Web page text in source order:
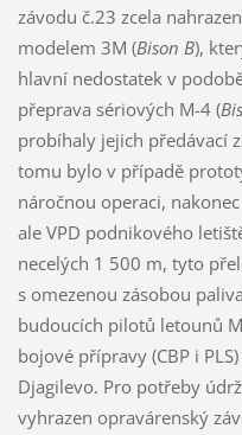
závodu č.23 zcela
modelem 3M (Bison B),
hlavní nedostatek v
přeprava sériových M-4 (
probíhaly jejich předávací
tomu bylo v případě
náročnou operaci,
ale VPD podnikového
necelých 1 500 m, tyto
s omezenou zásobou
budoucích pilotů letounů
bojové přípravy (CBP i
Djagilevo. Pro potřeby
vyhrazen opravárenský